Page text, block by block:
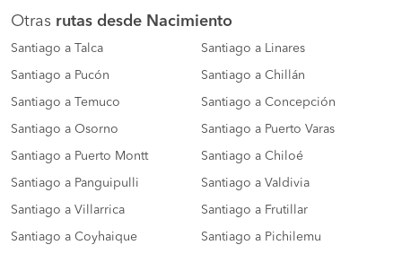
Otras rutas desde Nacimiento
Santiago a Talca Santiago a Linares
Santiago a Pucón Santiago a Chillán
Santiago a Temuco Santiago a Concepción
Santiago a Osorno Santiago a Puerto Varas
Santiago a Puerto Montt Santiago a Chiloé
Santiago a Panguipulli Santiago a Valdivia
Santiago a Villarrica Santiago a Frutillar
Santiago a Coyhaique Santiago a Pichilemu